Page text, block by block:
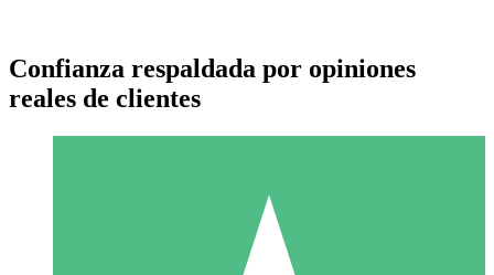
Paquetes de Créditos Individuales
Confianza respaldada por opiniones
reales de clientes